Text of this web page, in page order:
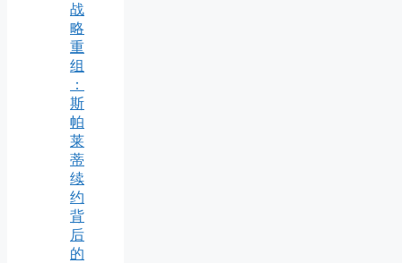
战
略
重
组
：
斯
帕
莱
蒂
续
约
背
后
的